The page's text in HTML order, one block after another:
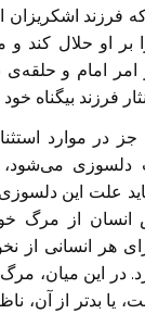
فرزند اشکریزان
او حلال کند و
امام و حلقه‌ی
فرزند بیگناه خود
در موارد
دلسوزی
علت این
انسان از مرگ
هر انسانی از
در این میان،
یا بدتر از آن،